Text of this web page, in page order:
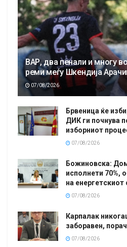
ВАР, два пенали и многу
реми меѓу Шкендија
07/08/2026
Брвеница ќе
ДИК ги почнува
изборниот
07/08/2026
Божиновска:
исполнети 70%,
на енергетскиот
07/08/2026
Карпалак
заборавен,
07/08/2026